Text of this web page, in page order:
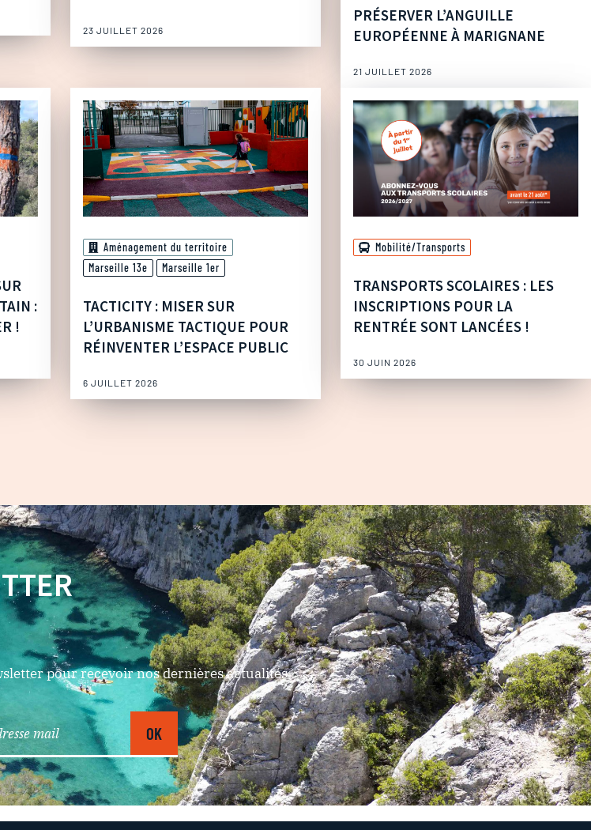
23 JUILLET 2026
PRÉSERVER L’ANGUILLE
EUROPÉENNE À MARIGNANE
21 JUILLET 2026
:
!
Aménagement du territoire
Marseille 13e
Marseille 1er
TACTICITY : MISER SUR
L’URBANISME TACTIQUE POUR
RÉINVENTER L’ESPACE PUBLIC
6 JUILLET 2026
Mobilité/Transports
TRANSPORTS SCOLAIRES : LES
INSCRIPTIONS POUR LA
RENTRÉE SONT LANCÉES !
30 JUIN 2026
pour recevoir nos dernières actualités